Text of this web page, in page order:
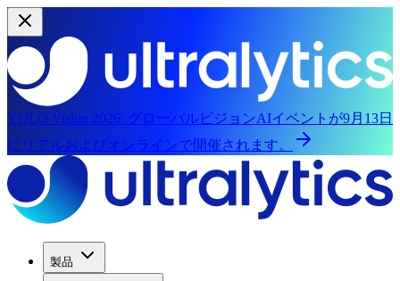
YOLO Vision 2026: グローバルビジョンAIイベントが9月13日
にリアルおよびオンラインで開催されます。
製品